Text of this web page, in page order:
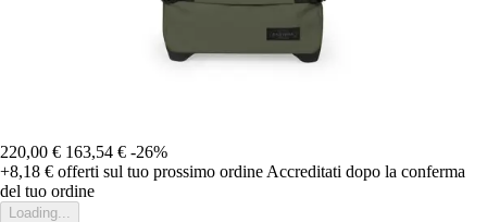
220,00 € 163,54 € -26%
+8,18 € offerti sul tuo prossimo ordine Accreditati dopo la conferma
del tuo ordine
Loading...